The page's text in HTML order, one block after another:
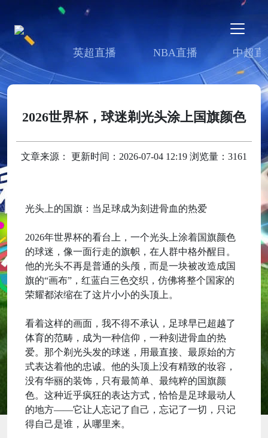
英超直播 NBA直播 中超直
2026世界杯，球迷剃光头涂上国旗颜色
文章来源： 更新时间：2026-07-04 12:19 浏览量：3161
光头上的国旗：当足球成为刻进骨血的热爱
2026年世界杯的看台上，一个光头上涂着国旗颜色
的球迷，像一面行走的旗帜，在人群中格外醒目。
他的光头不再是普通的头颅，而是一块被改造成国
旗的“画布”，红蓝白三色交织，仿佛将整个国家的
荣耀都浓缩在了这片小小的头顶上。
看着这样的画面，我不得不承认，足球早已超越了
体育的范畴，成为一种信仰，一种刻进骨血的热
爱。那个剃光头发的球迷，用最直接、最原始的方
式表达着他的忠诚。他的头顶上没有精致的妆容，
没有华丽的装饰，只有最简单、最纯粹的国旗颜
色。这种近乎疯狂的表达方式，恰恰是足球最动人
的地方——它让人忘记了自己，忘记了一切，只记
得自己是谁，从哪里来。